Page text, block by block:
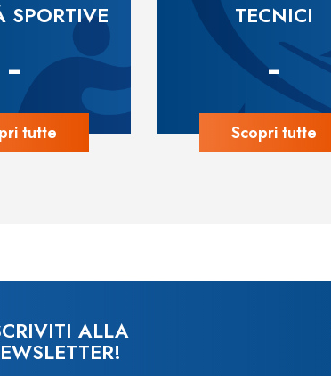
SPORTIVE
-
tutte
TECNICI
-
Scopri tutte
ALLA